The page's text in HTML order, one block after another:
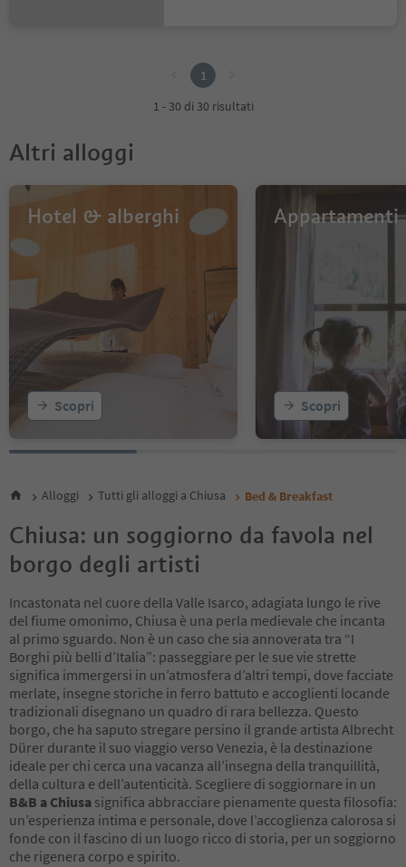
1
1 - 30 di 30 risultati
Altri alloggi
Hotel & alberghi
Scopri
Appartamenti
Scopri
Alloggi Tutti gli alloggi a Chiusa Bed & Breakfast
Chiusa: un soggiorno da favola nel
borgo degli artisti
Incastonata nel cuore della Valle Isarco, adagiata lungo le rive
del fiume omonimo, Chiusa è una perla medievale che incanta
al primo sguardo. Non è un caso che sia annoverata tra “I
Borghi più belli d’Italia”: passeggiare per le sue vie strette
significa immergersi in un’atmosfera d’altri tempi, dove facciate
merlate, insegne storiche in ferro battuto e accoglienti locande
tradizionali disegnano un quadro di rara bellezza. Questo
borgo, che ha saputo stregare persino il grande artista Albrecht
Dürer durante il suo viaggio verso Venezia, è la destinazione
ideale per chi cerca una vacanza all’insegna della tranquillità,
della cultura e dell’autenticità. Scegliere di soggiornare in un
B&B a Chiusa significa abbracciare pienamente questa filosofia:
un’esperienza intima e personale, dove l’accoglienza calorosa si
fonde con il fascino di un luogo ricco di storia, per un soggiorno
che rigenera corpo e spirito.